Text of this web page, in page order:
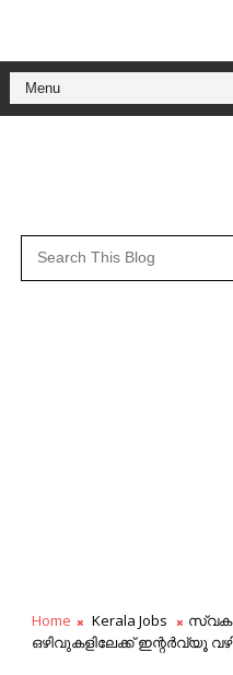
Home Kerala Jobs
ഒഴിവുകളിലേക്ക് ഇന്റർവ്യൂ